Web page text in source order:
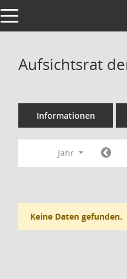
Toggle navigation
Aufsichtsrat
Informationen
Jahr
Keine Daten gefunden.